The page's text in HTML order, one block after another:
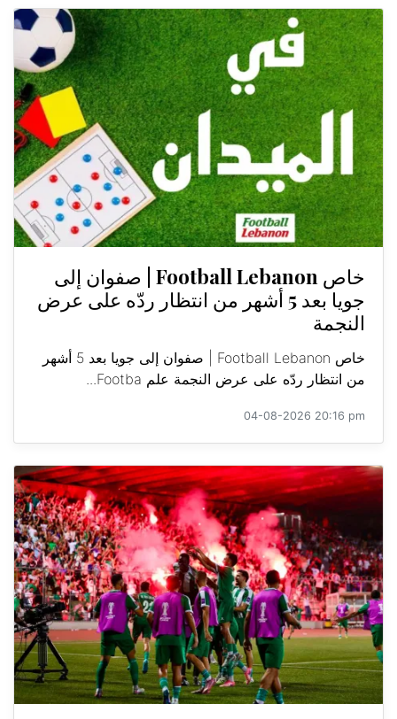
خاص Football Lebanon | صفوان إلى
جويا بعد 5 أشهر من انتظار ردّه على عرض
النجمة
خاص Football Lebanon | صفوان إلى جويا بعد 5 أشهر
من انتظار ردّه على عرض النجمة علم Footba...
04-08-2026 20:16 pm